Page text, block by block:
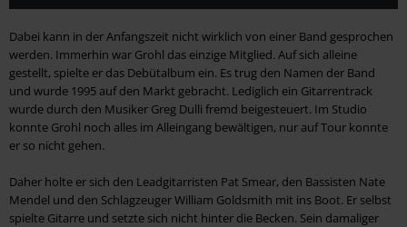
Dabei kann in der Anfangszeit nicht wirklich von einer Band gesprochen
werden. Immerhin war Grohl das einzige Mitglied. Auf sich alleine
gestellt, spielte er das Debütalbum ein. Es trug den Namen der Band
und wurde 1995 auf den Markt gebracht. Lediglich ein Gitarrentrack
wurde durch den Musiker Greg Dulli fremd beigesteuert. Im Studio
konnte Grohl noch alles im Alleingang bewältigen, nur auf Tour konnte
er so nicht gehen.
Daher holte er sich den Leadgitarristen Pat Smear, den Bassisten Nate
Mendel und den Schlagzeuger William Goldsmith mit ins Boot. Er selbst
spielte Gitarre und setzte sich nicht hinter die Becken. Sein damaliger